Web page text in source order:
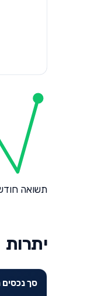
תשואה חודשית — 24
יתרות
סך